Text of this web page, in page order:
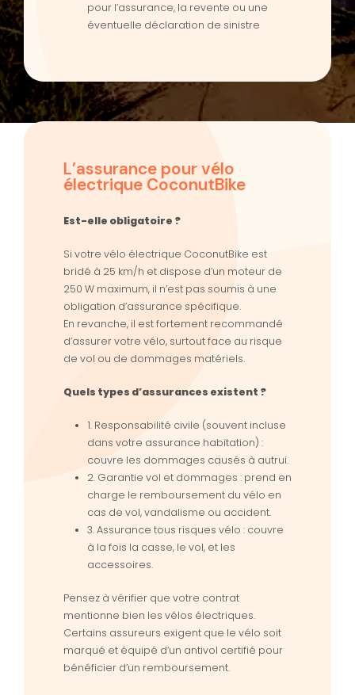
pour l’assurance, la revente ou une
éventuelle déclaration de sinistre
L’assurance pour vélo
électrique CoconutBike
Est-elle obligatoire ?
Si votre vélo électrique CoconutBike est
bridé à 25 km/h et dispose d’un moteur de
250 W maximum, il n’est pas soumis à une
obligation d’assurance spécifique.
En revanche, il est fortement recommandé
d’assurer votre vélo, surtout face au risque
de vol ou de dommages matériels.
Quels types d’assurances existent ?
1. Responsabilité civile (souvent incluse
dans votre assurance habitation) :
couvre les dommages causés à autrui.
2. Garantie vol et dommages : prend en
charge le remboursement du vélo en
cas de vol, vandalisme ou accident.
3. Assurance tous risques vélo : couvre
à la fois la casse, le vol, et les
accessoires.
Pensez à vérifier que votre contrat
mentionne bien les vélos électriques.
Certains assureurs exigent que le vélo soit
marqué et équipé d’un antivol certifié pour
bénéficier d’un remboursement.